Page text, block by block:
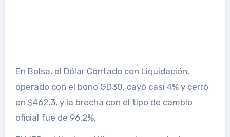
En Bolsa, el Dólar Contado con Liquidación,
operado con el bono GD30, cayó casi 4% y cerró
en $462,3, y la brecha con el tipo de cambio
oficial fue de 96,2%.